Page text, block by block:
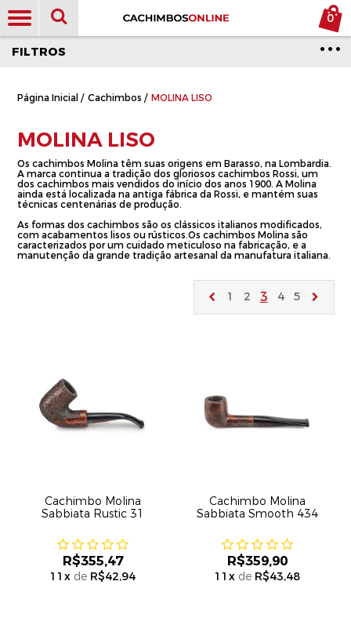
0
Página Inicial / Cachimbos / MOLINA LISO
FILTROS
MOLINA LISO
Os cachimbos Molina têm suas origens em Barasso, na Lombardia.
A marca continua a tradição dos gloriosos cachimbos Rossi, um
dos cachimbos mais vendidos do início dos anos 1900. A Molina
ainda está localizada na antiga fábrica da Rossi, e mantém suas
técnicas centenárias de produção.
As formas dos cachimbos são os clássicos italianos modificados,
com acabamentos lisos ou rústicos.Os cachimbos Molina são
caracterizados por um cuidado meticuloso na fabricação, e a
manutenção da grande tradição artesanal da manufatura italiana.
1 2 3 4 5
Cachimbo Molina
Sabbiata Rustic 31
R$355,47
11x de R$42,94
Cachimbo Molina
Sabbiata Smooth 434
R$359,90
11 xde R$43,48